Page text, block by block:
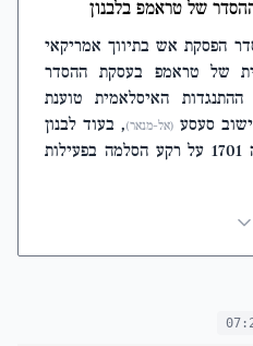
של טראמפ בלבנון
הפסקת אש בתיווך אמריקאי
של טראמפ בעסקת ההסדר
ההתנגדות האיסלאמית טוענת
סעסע (אל-מנאר), בעוד לבנון
דוחה תנאים החורגים מהחלטה 1701 על רקע הסלמה בפעילות